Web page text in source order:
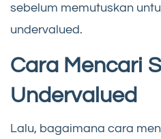
sebelum memutuskan
undervalued.
Cara Mencari
Undervalued
Lalu, bagaimana cara